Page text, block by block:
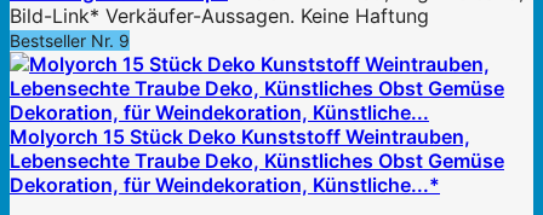
Bild-Link* Verkäufer-Aussagen. Keine Haftung
Bestseller Nr. 9
Molyorch 15 Stück Deko Kunststoff Weintrauben,
Lebensechte Traube Deko, Künstliches Obst Gemüse
Dekoration, für Weindekoration, Künstliche...*